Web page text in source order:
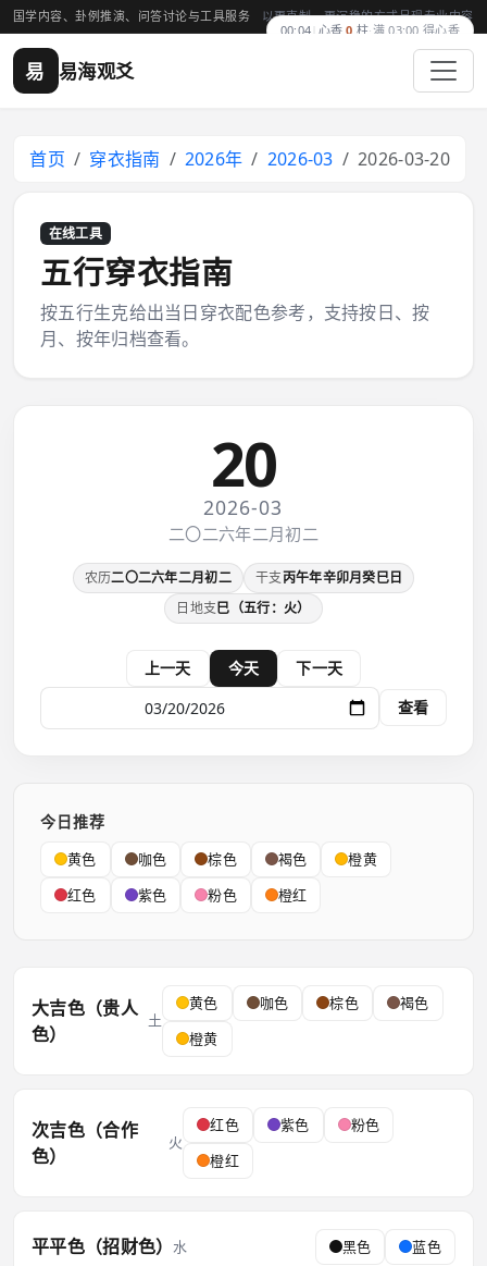
国学内容、卦例推演、问答讨论与工具服务 以更克制、更沉稳的方式呈现专业内容
易 易海观爻
首页 穿衣指南 2026年 2026-03 2026-03-20
在线工具
五行穿衣指南
按五行生克给出当日穿衣配色参考，支持按日、按
月、按年归档查看。
20
2026-03
二〇二六年二月初二
农历二〇二六年二月初二 干支丙午年辛卯月癸巳日
日地支巳（五行：火）
上一天 今天
下一天
查看
今日推荐
黄色 咖色 棕色 褐色
橙黄
红色
紫色 粉色 橙红
大吉色（贵人
色）
土
黄色 咖色 棕色
褐色
橙黄
次吉色（合作
色）
火
红色 紫色
粉色
橙红
平平色（招财色） 水 黑色 蓝色
00:04 心香0 柱· 满 03:00 得心香